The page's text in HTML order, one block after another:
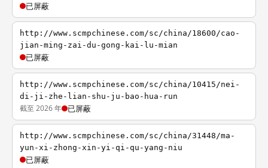
已屏蔽
http://www.scmpchinese.com/sc/china/18600/cao-
jian-ming-zai-du-gong-kai-lu-mian
已屏蔽
http://www.scmpchinese.com/sc/china/10415/nei-
di-ji-zhe-lian-shu-ju-bao-hua-run
截至 2026 年 已屏蔽
http://www.scmpchinese.com/sc/china/31448/ma-
yun-xi-zhong-xin-yi-qi-qu-yang-niu
已屏蔽